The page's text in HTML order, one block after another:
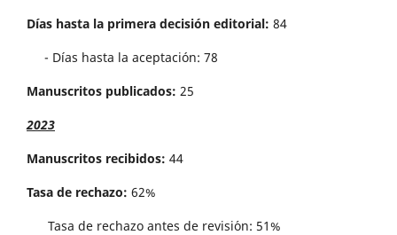
Días hasta la primera decisión editorial: 84
- Días hasta la aceptación: 78
Manuscritos publicados: 25
2023
Manuscritos recibidos: 44
Tasa de rechazo: 62%
Tasa de rechazo antes de revisi´on: 51%